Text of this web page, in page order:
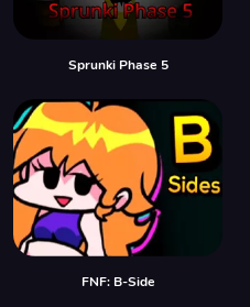
Sprunki Phase 5
FNF: B-Side